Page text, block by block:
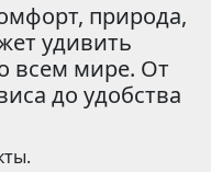
природа,
удивить
всем мире. От
до удобства